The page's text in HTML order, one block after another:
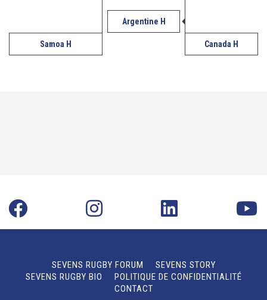
Argentine H
Samoa H Canada H
SEVENS RUGBY FORUM
SEVENS STORY
SEVENS RUGBY BIO
POLITIQUE DE CONFIDENTIALITÉ
CONTACT